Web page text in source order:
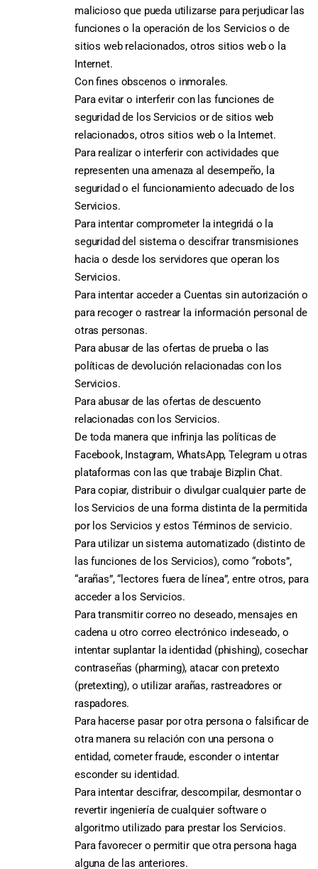
malicioso que pueda utilizarse para perjudicar las
funciones o la operación de los Servicios o de
sitios web relacionados, otros sitios web o la
Internet.
Con fines obscenos o inmorales.
Para evitar o interferir con las funciones de
seguridad de los Servicios or de sitios web
relacionados, otros sitios web o la Internet.
Para realizar o interferir con actividades que
representen una amenaza al desempeño, la
seguridad o el funcionamiento adecuado de los
Servicios.
Para intentar comprometer la integridá o la
seguridad del sistema o descifrar transmisiones
hacia o desde los servidores que operan los
Servicios.
Para intentar acceder a Cuentas sin autorización o
para recoger o rastrear la información personal de
otras personas.
Para abusar de las ofertas de prueba o las
políticas de devolución relacionadas con los
Servicios.
Para abusar de las ofertas de descuento
relacionadas con los Servicios.
De toda manera que infrinja las políticas de
Facebook, Instagram, WhatsApp, Telegram u otras
plataformas con las que trabaje Bizplin Chat.
Para copiar, distribuir o divulgar cualquier parte de
los Servicios de una forma distinta de la permitida
por los Servicios y estos Términos de servicio.
Para utilizar un sistema automatizado (distinto de
las funciones de los Servicios), como “robots”,
“arañas”, “lectores fuera de línea”, entre otros, para
acceder a los Servicios.
Para transmitir correo no deseado, mensajes en
cadena u otro correo electrónico indeseado, o
intentar suplantar la identidad (phishing), cosechar
contraseñas (pharming), atacar con pretexto
(pretexting), o utilizar arañas, rastreadores or
raspadores.
Para hacerse pasar por otra persona o falsificar de
otra manera su relación con una persona o
entidad, cometer fraude, esconder o intentar
esconder su identidad.
Para intentar descifrar, descompilar, desmontar o
revertir ingeniería de cualquier software o
algoritmo utilizado para prestar los Servicios.
Para favorecer o permitir que otra persona haga
alguna de las anteriores.